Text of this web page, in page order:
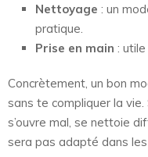
Nettoyage : un
pratique.
Prise en main : utile
Concrètement, un bon
sans te compliquer la vie.
s’ouvre mal, se nettoie
sera pas adapté dans